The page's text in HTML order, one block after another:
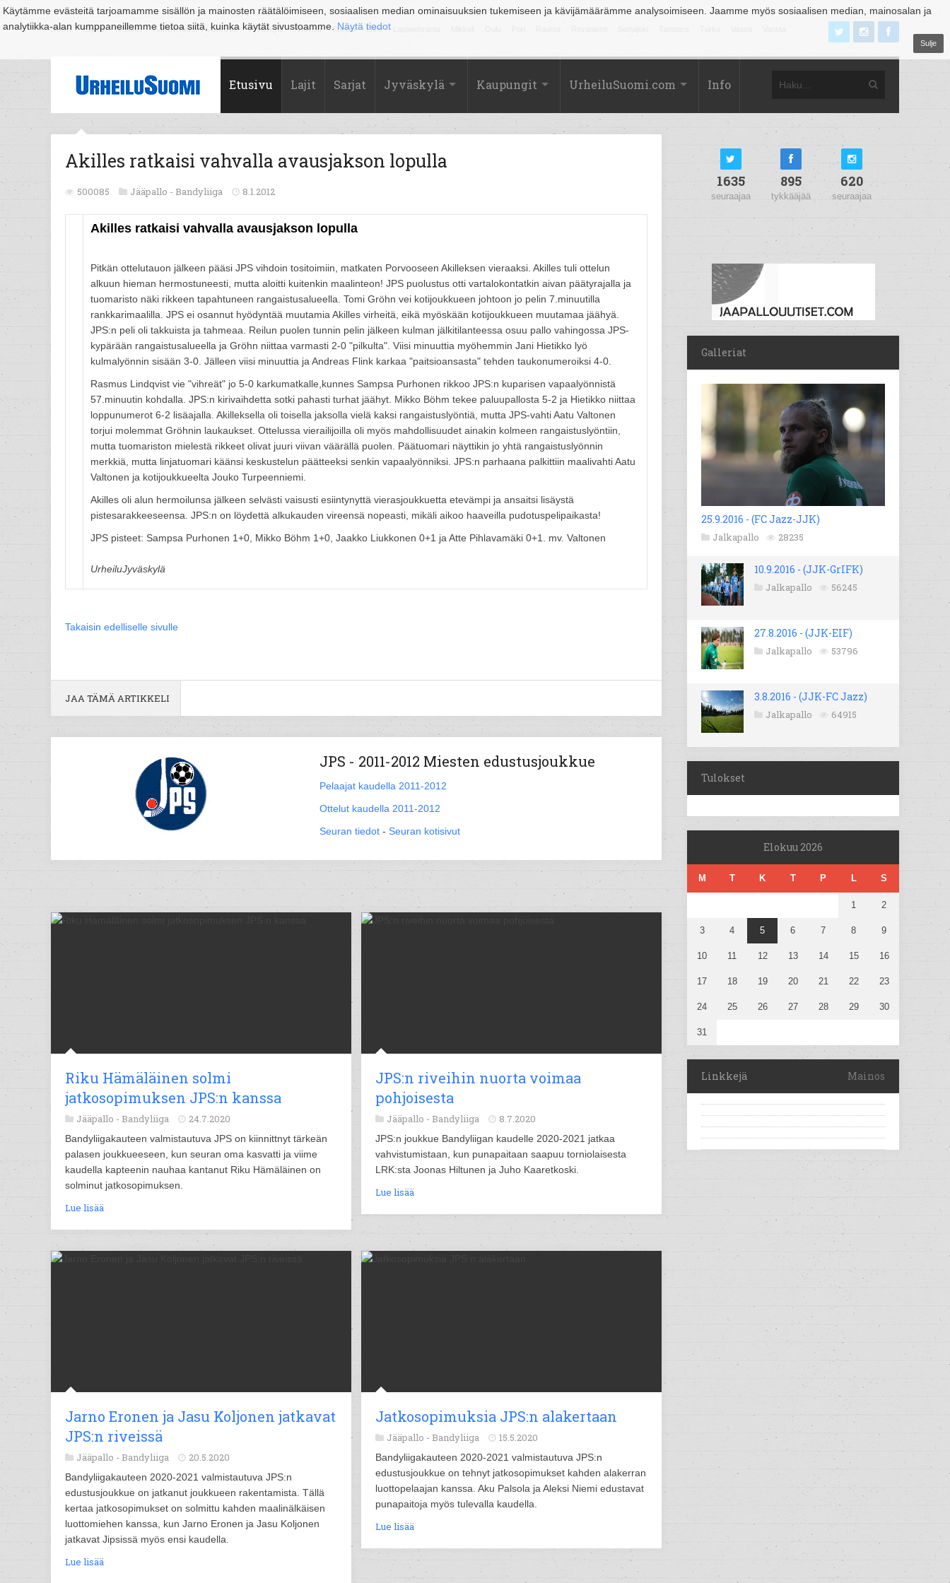
Käytämme evästeitä tarjoamamme sisällön ja mainosten räätälöimiseen, sosiaalisen median ominaisuuksien tukemiseen ja kävijämäärämme analysoimiseen. Jaamme myös sosiaalisen median, mainosalan ja
analytiikka-alan kumppaneillemme tietoa siitä, kuinka käytät sivustoamme. Näytä tiedot
Sulje
Suomi Espoo Helsinki Hämeenlinna Joensuu Jyväskylä Kouvola Kuopio Lahti
Etusivu Lajit Sarjat Jyväskylä Kaupungit UrheiluSuomi.com Info
Akilles ratkaisi vahvalla avausjakson lopulla
500085 Jääpallo - Bandyliiga 8.1.2012
Akilles ratkaisi vahvalla avausjakson lopulla
Pitkän ottelutauon jälkeen pääsi JPS vihdoin tositoimiin, matkaten Porvooseen Akilleksen vieraaksi. Akilles tuli ottelun
alkuun hieman hermostuneesti, mutta aloitti kuitenkin maalinteon! JPS puolustus otti vartalokontatkin aivan päätyrajalla ja
tuomaristo näki rikkeen tapahtuneen rangaistusalueella. Tomi Gröhn vei kotijoukkueen johtoon jo pelin 7.minuutilla
rankkarimaalilla. JPS ei osannut hyödyntää muutamia Akilles virheitä, eikä myöskään kotijoukkueen muutamaa jäähyä.
JPS:n peli oli takkuista ja tahmeaa. Reilun puolen tunnin pelin jälkeen kulman jälkitilanteessa osuu pallo vahingossa JPS-
kypärään rangaistusalueella ja Gröhn niittaa varmasti 2-0 "pilkulta". Viisi minuuttia myöhemmin Jani Hietikko lyö
kulmalyönnin sisään 3-0. Jälleen viisi minuuttia ja Andreas Flink karkaa "paitsioansasta" tehden taukonumeroiksi 4-0.
Rasmus Lindqvist vie "vihreät" jo 5-0 karkumatkalle,kunnes Sampsa Purhonen rikkoo JPS:n kuparisen vapaalyönnistä
57.minuutin kohdalla. JPS:n kirivaihdetta sotki pahasti turhat jäähyt. Mikko Böhm tekee paluupallosta 5-2 ja Hietikko niittaa
loppunumerot 6-2 lisäajalla. Akilleksella oli toisella jaksolla vielä kaksi rangaistuslyöntiä, mutta JPS-vahti Aatu Valtonen
torjui molemmat Gröhnin laukaukset. Ottelussa vierailijoilla oli myös mahdollisuudet ainakin kolmeen rangaistuslyöntiin,
mutta tuomariston mielestä rikkeet olivat juuri viivan väärällä puolen. Päätuomari näyttikin jo yhtä rangaistuslyönnin
merkkiä, mutta linjatuomari käänsi keskustelun päätteeksi senkin vapaalyönniksi. JPS:n parhaana palkittiin maalivahti Aatu
Valtonen ja kotijoukkueelta Jouko Turpeenniemi.
Akilles oli alun hermoilunsa jälkeen selvästi vaisusti esiintynyttä vierasjoukkuetta etevämpi ja ansaitsi lisäystä
pistesarakkeeseensa. JPS:n on löydettä alkukauden vireensä nopeasti, mikäli aikoo haaveilla pudotuspelipaikasta!
JPS pisteet: Sampsa Purhonen 1+0, Mikko Böhm 1+0, Jaakko Liukkonen 0+1 ja Atte Pihlavamäki 0+1. mv. Valtonen
UrheiluJyväskylä
Takaisin edelliselle sivulle
JAA TÄMÄ ARTIKKELI
JPS - 2011-2012 Miesten edustusjoukkue
Pelaajat kaudella 2011-2012
Ottelut kaudella 2011-2012
Seuran tiedot - Seuran kotisivut
Riku Hämäläinen solmi
jatkosopimuksen JPS:n kanssa
Jääpallo - Bandyliiga 24.7.2020
Bandyliigakauteen valmistautuva JPS on kiinnittnyt tärkeän
palasen joukkueeseen, kun seuran oma kasvatti ja viime
kaudella kapteenin nauhaa kantanut Riku Hämäläinen on
solminut jatkosopimuksen.
Lue lisää
JPS:n riveihin nuorta voimaa
pohjoisesta
Jääpallo - Bandyliiga 8.7.2020
JPS:n joukkue Bandyliigan kaudelle 2020-2021 jatkaa
vahvistumistaan, kun punapaitaan saapuu torniolaisesta
LRK:sta Joonas Hiltunen ja Juho Kaaretkoski.
Lue lisää
Jarno Eronen ja Jasu Koljonen jatkavat
JPS:n riveissä
Jääpallo - Bandyliiga 20.5.2020
Bandyliigakauteen 2020-2021 valmistautuva JPS:n
edustusjoukkue on jatkanut joukkueen rakentamista. Tällä
kertaa jatkosopimukset on solmittu kahden maalinälkäisen
luottomiehen kanssa, kun Jarno Eronen ja Jasu Koljonen
jatkavat Jipsissä myös ensi kaudella.
Lue lisää
Jatkosopimuksia JPS:n alakertaan
Jääpallo - Bandyliiga 15.5.2020
Bandyliigakauteen 2020-2021 valmistautuva JPS:n
edustusjoukkue on tehnyt jatkosopimukset kahden alakerran
luottopelaajan kanssa. Aku Palsola ja Aleksi Niemi edustavat
punapaitoja myös tulevalla kaudella.
Lue lisää
1635
seuraajaa
895
tykkääjää
620
seuraajaa
Galleriat
25.9.2016 - (FC Jazz-JJK)
Jalkapallo 28235
10.9.2016 - (JJK-GrIFK)
Jalkapallo 56245
27.8.2016 - (JJK-EIF)
Jalkapallo 53796
3.8.2016 - (JJK-FC Jazz)
Jalkapallo 64915
Tulokset
Elokuu 2026
M T K T P L S
1 2
3 4 5 6 7 8 9
10 11 12 13 14 15 16
17 18 19 20 21 22 23
24 25 26 27 28 29 30
31
Linkkejä Mainos